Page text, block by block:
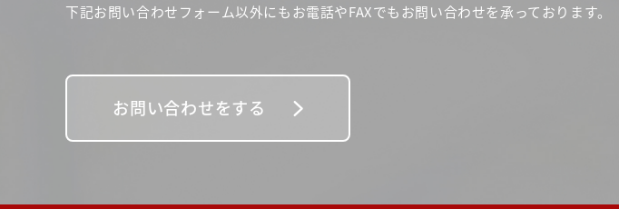
下記お問い合わせフォーム以外にもお電話やFAXでもお問い合わせを承っております。
お問い合わせをする